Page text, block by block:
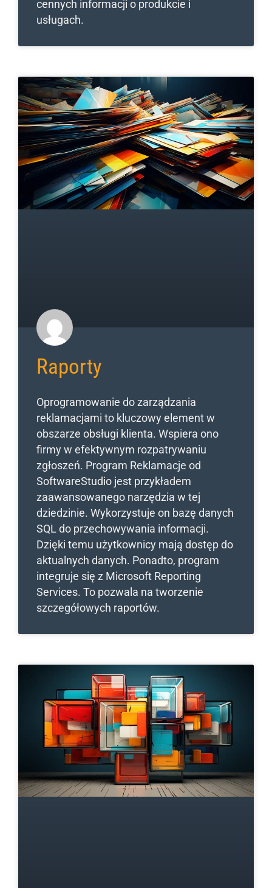
cennych informacji o produkcie i
usługach.
Raporty
Oprogramowanie do zarządzania
reklamacjami to kluczowy element w
obszarze obsługi klienta. Wspiera ono
firmy w efektywnym rozpatrywaniu
zgłoszeń. Program Reklamacje od
SoftwareStudio jest przykładem
zaawansowanego narzędzia w tej
dziedzinie. Wykorzystuje on bazę danych
SQL do przechowywania informacji.
Dzięki temu użytkownicy mają dostęp do
aktualnych danych. Ponadto, program
integruje się z Microsoft Reporting
Services. To pozwala na tworzenie
szczegółowych raportów.